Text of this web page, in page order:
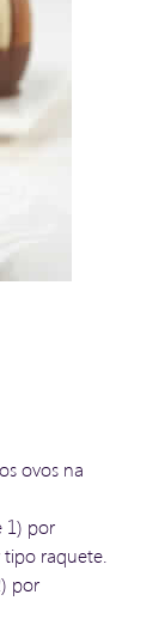
ovos na
1) por
raquete.
por